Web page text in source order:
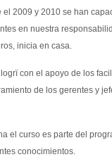
el 2009 y 2010 se han
en nuestra
inicia en casa.
logrï con el apoyo de los
de los gerentes y
el curso es parte del
conocimientos.